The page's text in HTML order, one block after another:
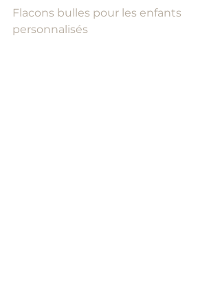
Flacons bulles pour les enfants
personnalisés